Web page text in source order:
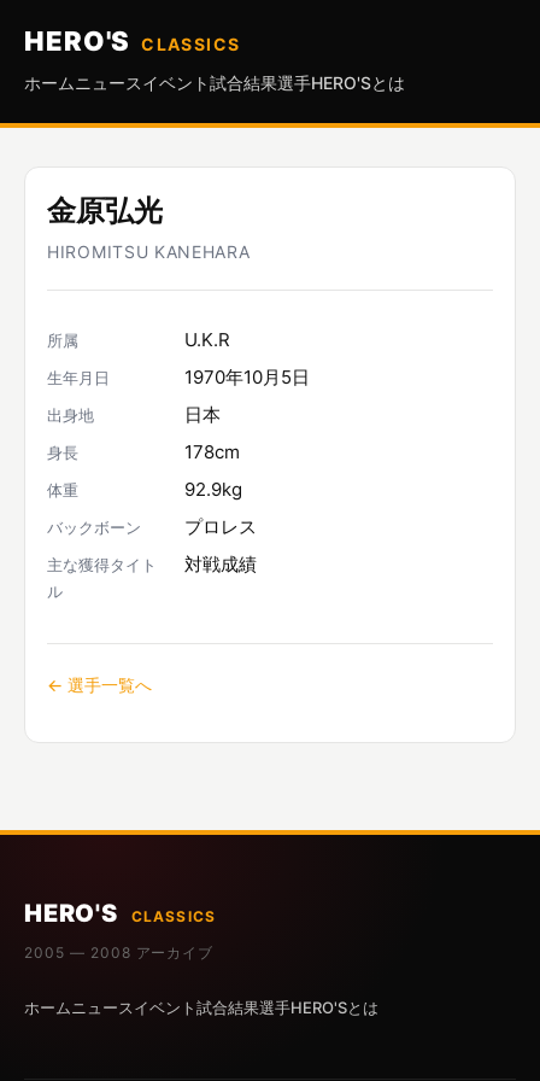
HERO'S
CLASSICS
ホーム ニュースイベント試合結果選手HERO'Sとは
金原弘光
HIROMITSU KANEHARA
所属 U.K.R
生年月日 1970年10月5日
出身地 日本
身長 178cm
体重 92.9kg
バックボーン プロレス
主な獲得タイト
ル
対戦成績
← 選手一覧へ
HERO'S
CLASSICS
2005 — 2008 アーカイブ
ホームニュースイベント試合結果選手HERO'Sとは